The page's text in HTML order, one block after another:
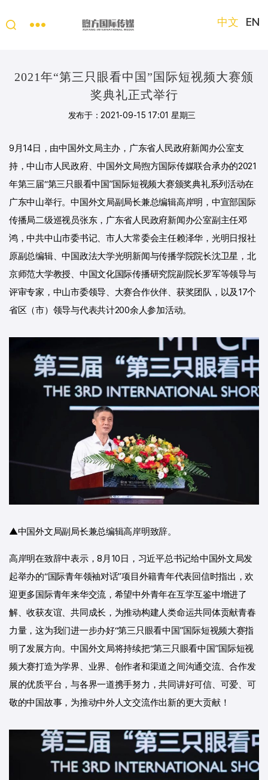
只
眼
看
中
国
际
短
视
大
赛
中文 EN
2021年“第三只眼看中国”国际短视频大赛颁
奖典礼正式举行
发布于：2021-09-15 17:01 星期三
9月14日，由中国外文局主办，广东省人民政府新闻办公室支
持，中山市人民政府、中国外文局煦方国际传媒联合承办的2021
年第三届“第三只眼看中国”国际短视频大赛颁奖典礼系列活动在
广东中山举行。中国外文局副局长兼总编辑高岸明，中宣部国际
传播局二级巡视员张东，广东省人民政府新闻办公室副主任邓
鸿，中共中山市委书记、市人大常委会主任赖泽华，光明日报社
原副总编辑、中国政法大学光明新闻与传播学院院长沈卫星，北
京师范大学教授、中国文化国际传播研究院副院长罗军等领导与
评审专家，中山市委领导、大赛合作伙伴、获奖团队，以及17个
省区（市）领导与代表共计200余人参加活动。
▲中国外文局副局长兼总编辑高岸明致辞。
高岸明在致辞中表示，8月10日，习近平总书记给中国外文局发
起举办的“国际青年领袖对话”项目外籍青年代表回信时指出，欢
迎更多国际青年来华交流，希望中外青年在互学互鉴中增进了
解、收获友谊、共同成长，为推动构建人类命运共同体贡献青春
力量，这为我们进一步办好“第三只眼看中国”国际短视频大赛指
明了发展方向。中国外文局将持续把“第三只眼看中国”国际短视
频大赛打造为学界、业界、创作者和渠道之间沟通交流、合作发
展的优质平台，与各界一道携手努力，共同讲好可信、可爱、可
敬的中国故事，为推动中外人文交流作出新的更大贡献！